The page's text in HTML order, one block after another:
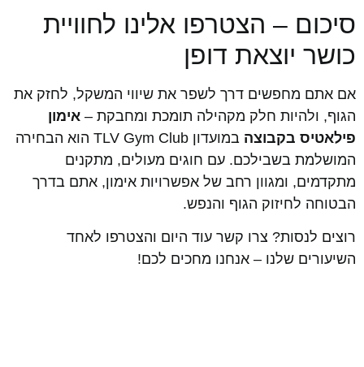
סיכום – הצטרפו אלינו לחוויית
כושר יוצאת דופן
אם אתם מחפשים דרך לשפר את שיווי המשקל, לחזק את
הגוף, ולהיות חלק מקהילה תומכת ומחבקת – אימון
פילאטיס בקבוצה
במועדון TLV Gym Club הוא הבחירה
המושלמת בשבילכם. עם חוגים מעולים, מתקנים
מתקדמים, ומגוון רחב של אפשרויות אימון, אתם בדרך
הבטוחה לחיזוק הגוף והנפש.
רוצים לנסות? צרו קשר עוד היום והצטרפו לאחד
השיעורים שלנו – אנחנו מחכים לכם!